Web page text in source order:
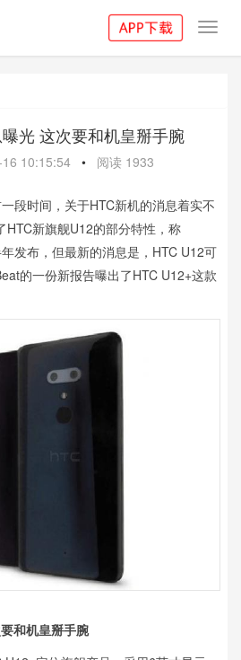
光 这次要和机皇掰手腕
10:15:54 • 阅读 1933
段时间，关于HTC新机的消息着实不
HTC新旗舰U12的部分特性，称
发布，但最新的消息是，HTC U12可
的一份新报告曝出了HTC U12+这款
和机皇掰手腕